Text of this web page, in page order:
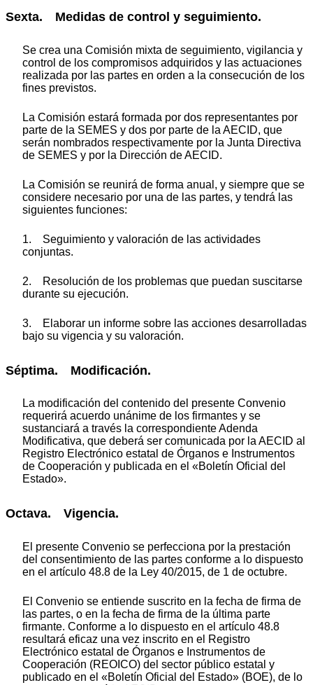
Sexta. Medidas de control y seguimiento.
Se crea una Comisión mixta de seguimiento, vigilancia y
control de los compromisos adquiridos y las actuaciones
realizada por las partes en orden a la consecución de los
fines previstos.
La Comisión estará formada por dos representantes por
parte de la SEMES y dos por parte de la AECID, que
serán nombrados respectivamente por la Junta Directiva
de SEMES y por la Dirección de AECID.
La Comisión se reunirá de forma anual, y siempre que se
considere necesario por una de las partes, y tendrá las
siguientes funciones:
1. Seguimiento y valoración de las actividades
conjuntas.
2. Resolución de los problemas que puedan suscitarse
durante su ejecución.
3. Elaborar un informe sobre las acciones desarrolladas
bajo su vigencia y su valoración.
Séptima. Modificación.
La modificación del contenido del presente Convenio
requerirá acuerdo unánime de los firmantes y se
sustanciará a través la correspondiente Adenda
Modificativa, que deberá ser comunicada por la AECID al
Registro Electrónico estatal de Órganos e Instrumentos
de Cooperación y publicada en el «Boletín Oficial del
Estado».
Octava. Vigencia.
El presente Convenio se perfecciona por la prestación
del consentimiento de las partes conforme a lo dispuesto
en el artículo 48.8 de la Ley 40/2015, de 1 de octubre.
El Convenio se entiende suscrito en la fecha de firma de
las partes, o en la fecha de firma de la última parte
firmante. Conforme a lo dispuesto en el artículo 48.8
resultará eficaz una vez inscrito en el Registro
Electrónico estatal de Órganos e Instrumentos de
Cooperación (REOICO) del sector público estatal y
publicado en el «Boletín Oficial del Estado» (BOE), de lo